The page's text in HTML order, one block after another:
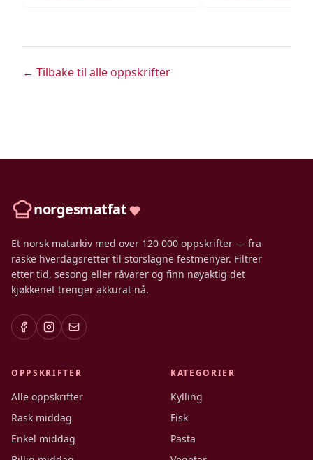
← Tilbake til alle oppskrifter
norgesmatfat
Et norsk matarkiv med over 120 000 oppskrifter — fra
raske hverdagsretter til storslagne festmenyer. Filtrer
etter tid, sesong eller råvarer og finn nøyaktig det
kjøkkenet trenger akkurat nå.
OPPSKRIFTER
Alle oppskrifter
Rask middag
Enkel middag
KATEGORIER
Kylling
Fisk
Pasta